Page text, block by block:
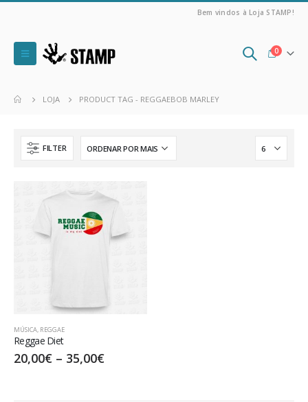
Bem vindos à Loja STAMP!
0
LOJA PRODUCT TAG - REGGAEBOB MARLEY
FILTER
MÚSICA, REGGAE
Reggae Diet
20,00€ – 35,00€